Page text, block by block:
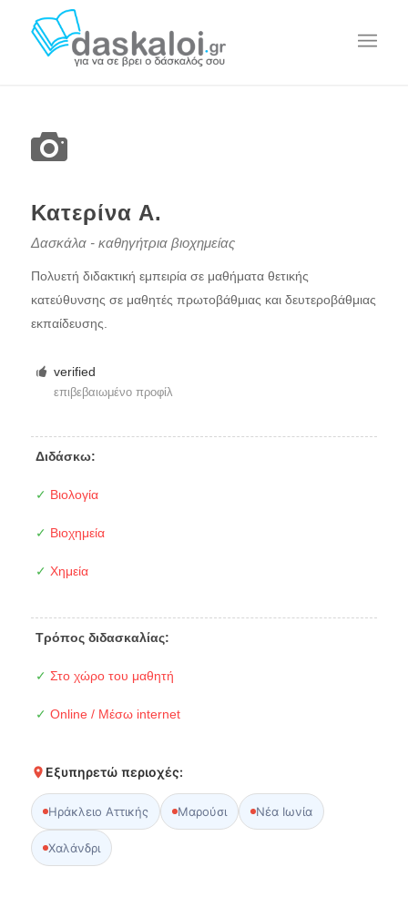
Κατερίνα Α.
Δασκάλα - καθηγήτρια βιοχημείας
Πολυετή διδακτική εμπειρία σε μαθήματα θετικής
κατεύθυνσης σε μαθητές πρωτοβάθμιας και δευτεροβάθμιας
εκπαίδευσης.
verified
επιβεβαιωμένο προφίλ
Διδάσκω:
✓ Βιολογία
✓ Βιοχημεία
✓ Χημεία
Τρόπος διδασκαλίας:
✓ Στο χώρο του μαθητή
✓ Online / Μέσω internet
Εξυπηρετώ περιοχές:
Ηράκλειο Αττικής Μαρούσι Νέα Ιωνία
Χαλάνδρι